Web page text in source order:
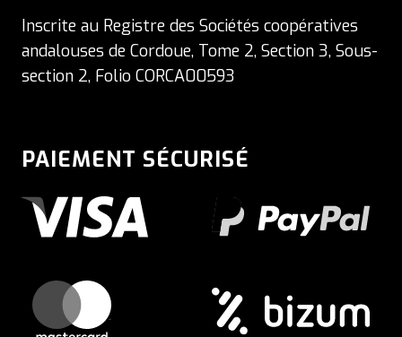
Inscrite au Registre des Sociétés coopératives
andalouses de Cordoue, Tome 2, Section 3, Sous-
section 2, Folio CORCA00593
PAIEMENT SÉCURISÉ